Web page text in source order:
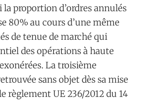
la proportion d’ordres annulés
80% au cours d’une même
de tenue de marché qui
des opérations à haute
La troisième
sans objet dès sa mise
règlement UE 236/2012 du 14